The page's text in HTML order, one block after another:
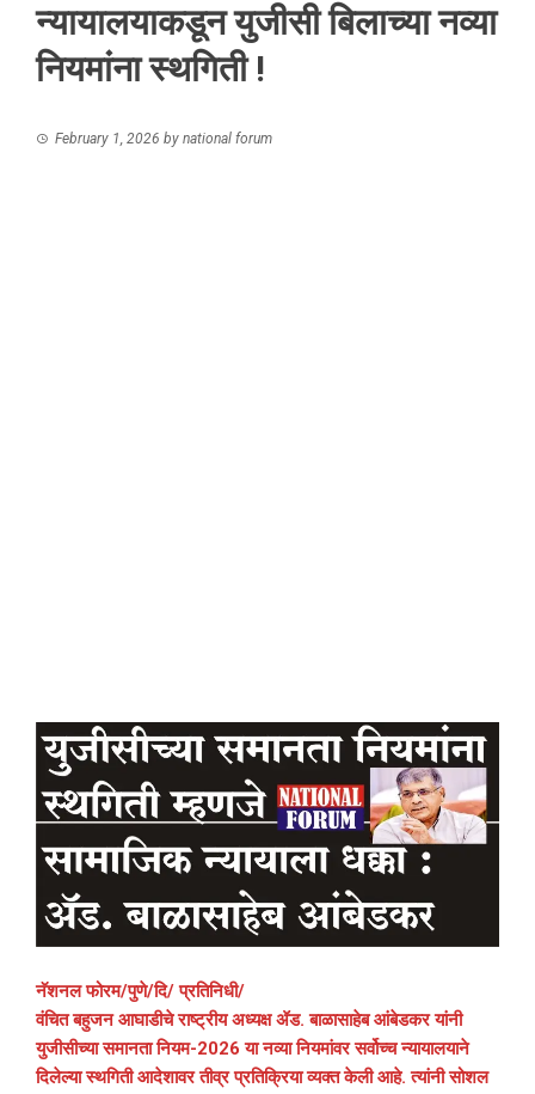
न्यायालयाकडून युजीसी बिलाच्या नव्या
नियमांना स्थगिती !
February 1, 2026 by national forum
नॅशनल फोरम/पुणे/दि/ प्रतिनिधी/
वंचित बहुजन आघाडीचे राष्ट्रीय अध्यक्ष ॲड. बाळासाहेब आंबेडकर यांनी
युजीसीच्या समानता नियम-2026 या नव्या नियमांवर सर्वोच्च न्यायालयाने
दिलेल्या स्थगिती आदेशावर तीव्र प्रतिक्रिया व्यक्त केली आहे. त्यांनी सोशल